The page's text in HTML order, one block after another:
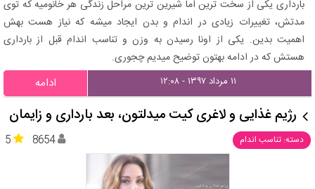
بارداری یکی از سخت ترین اما شیرین ترین مراحل زندگی هر خانومیه که توی
مدتش، تغییرات زیادی در اندام و بدن ایجاد میشه که نیاز هست بهش
اهمیت بدین. یکی از اونا رسیدن به وزن و تناسب اندام قبل از بارداری
هستش که در ادامه بهتون توضیح میدیم چجوری.
۱۱ مرداد ۱۳۹۷ - ۱۲:۰۸ ادامه
رژیم غذایی و لاغری کیت میدلتون، بعد بارداری و زایمان
دسته: تناسب اندام 5 8654